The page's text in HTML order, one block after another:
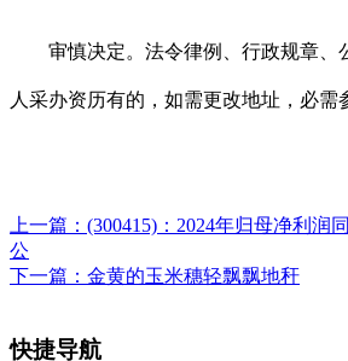
审慎决定。法令律例、行政规章、
人采办资历有的，如需更改地址，必需
上一篇： (300415)：2024年归母净利润
公
下一篇： 金黄的玉米穗轻飘飘地秆
快捷导航